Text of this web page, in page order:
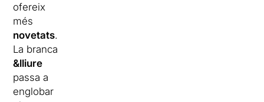
ofereix
més
novetats.
La branca
&lliure
passa a
englobar